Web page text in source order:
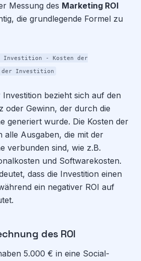
Messung des Marketing ROI
die grundlegende Formel zu
Investition - Kosten der
Investition
bezieht sich auf den
oder Gewinn, der durch die
generiert wurde. Die Kosten der
alle Ausgaben, die mit der
verbunden sind, wie z.B.
und Softwarekosten.
dass die Investition einen
ein negativer ROI auf
des ROI
5.000 € in eine Social-